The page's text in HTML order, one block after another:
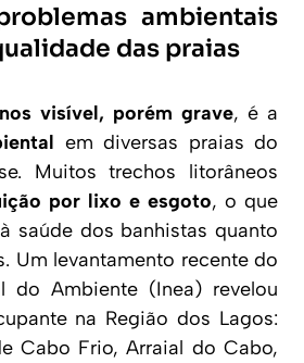
ambientais
das praias
visível, porém grave, é a
em diversas praias do
Muitos trechos litorâneos
por lixo e esgoto, o que
saúde dos banhistas quanto
Um levantamento recente do
do Ambiente (Inea) revelou
na Região dos Lagos:
Cabo Frio, Arraial do Cabo,